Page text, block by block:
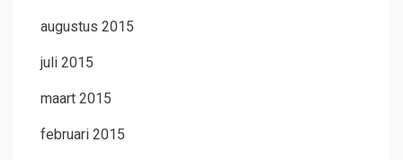
augustus 2015
juli 2015
maart 2015
februari 2015